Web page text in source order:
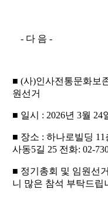
- 다 음 -
■(사)인사전통문화보
원선거
■ 일시 : 2026년3월 24
■ 장소 :하나로빌딩 11
사동5길 25 전화: 02-
■ 정기총회 및 임원선
니 많은 참석 부탁드립